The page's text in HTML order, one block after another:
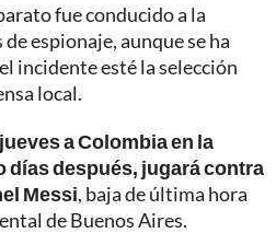
fue conducido a la
espionaje, aunque se ha
incidente esté la selección
local.
a Colombia en la
días después, jugará contra
Messi, baja de última hora
de Buenos Aires.